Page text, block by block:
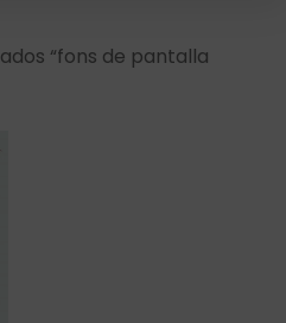
“fons de pantalla